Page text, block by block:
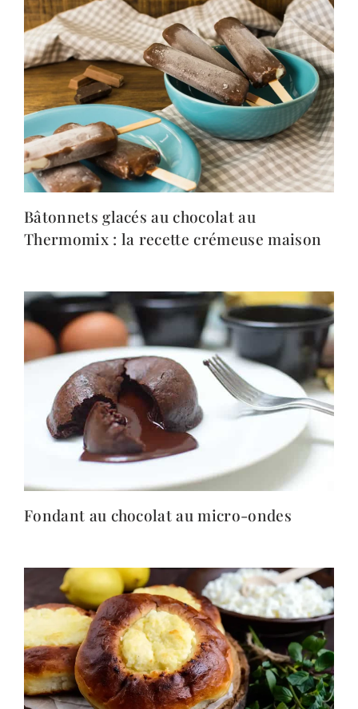
Bâtonnets glacés au chocolat au
Thermomix : la recette crémeuse maison
Fondant au chocolat au micro-ondes